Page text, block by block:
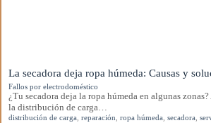
La secadora deja ropa húmeda: Causas y
Fallos por electrodoméstico
¿Tu secadora deja la ropa húmeda en algunas
la distribución de carga…
distribución de carga reparación ropa húmeda secadora